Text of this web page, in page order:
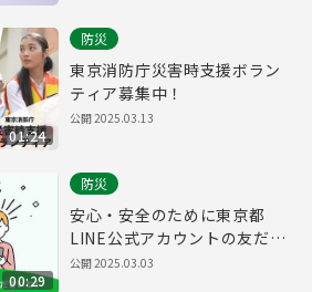
01:24
防災
東京消防庁災害時支援ボラン
ティア募集中！
公開2025.03.13
00:29
防災
安心・安全のために東京都
LINE公式アカウントの友だち
追加をお願いします！
公開2025.03.03